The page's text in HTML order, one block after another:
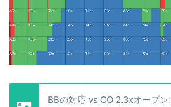
BBの対応 vs CO 2.3xオープン: